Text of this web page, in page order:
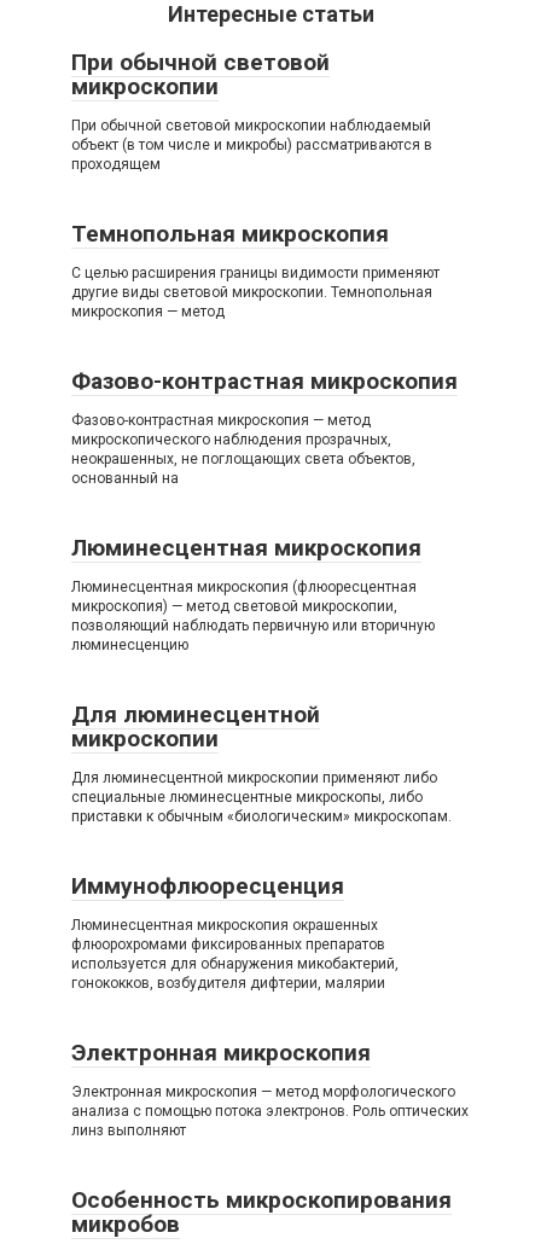
Интересные статьи
При обычной световой
микроскопии
При обычной световой микроскопии наблюдаемый
объект (в том числе и микробы) рассматриваются в
проходящем
Темнопольная микроскопия
С целью расширения границы видимости применяют
другие виды световой микроскопии. Темнопольная
микроскопия — метод
Фазово-контрастная микроскопия
Фазово-контрастная микроскопия — метод
микроскопического наблюдения прозрачных,
неокрашенных, не поглощающих света объектов,
основанный на
Люминесцентная микроскопия
Люминесцентная микроскопия (флюоресцентная
микроскопия) — метод световой микроскопии,
позволяющий наблюдать первичную или вторичную
люминесценцию
Для люминесцентной
микроскопии
Для люминесцентной микроскопии применяют либо
специальные люминесцентные микроскопы, либо
приставки к обычным «биологическим» микроскопам.
Иммунофлюоресценция
Люминесцентная микроскопия окрашенных
флюорохромами фиксированных препаратов
используется для обнаружения микобактерий,
гонококков, возбудителя дифтерии, малярии
Электронная микроскопия
Электронная микроскопия — метод морфологического
анализа с помощью потока электронов. Роль оптических
линз выполняют
Особенность микроскопирования
микробов